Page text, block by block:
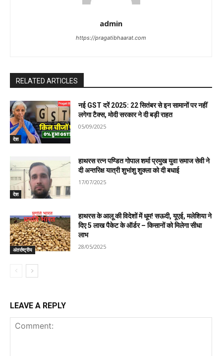
admin
https://pragatibhaarat.com
RELATED ARTICLES
देश
नई GST दरें 2025: 22 सितंबर से इन सामानों पर नहीं
लगेगा टैक्स, मोदी सरकार ने दी बड़ी राहत
05/09/2025
देश
हाथरस रत्न पण्डित गोपाल शर्मा प्रमुख युवा समाज सेवी ने
दी अन्तरिक्ष यात्री शुभांशु शुक्ला को दी बधाई
17/07/2025
अंतर्राष्ट्रीय
हाथरस के आलू की विदेशों में धूम! सऊदी, यूएई, मलेशिया ने
दिए 5 लाख पैकेट के ऑर्डर – किसानों को मिलेगा सीधा
लाभ
28/05/2025
LEAVE A REPLY